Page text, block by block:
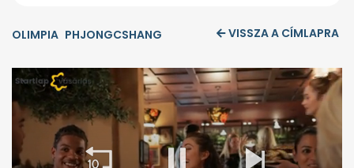
OLIMPIA PHJONGCSHANG VISSZA A CÍMLAPRA